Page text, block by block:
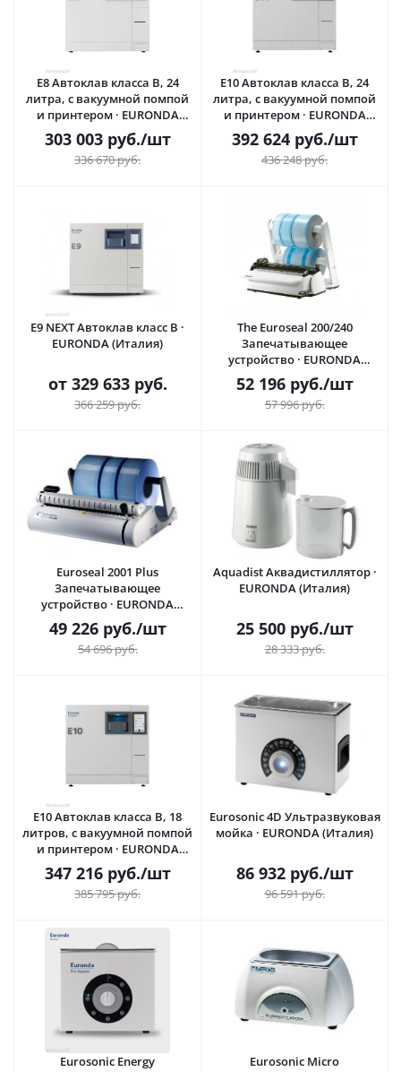
E8 Автоклав класса B, 24
литра, с вакуумной помпой
и принтером · EURONDA
(Италия)
303 003руб./шт
336 670руб.
E10 Автоклав класса B, 24
литра, с вакуумной помпой
и принтером · EURONDA
(Италия)
392 624руб./шт
436 248руб.
E9 NEXT Автоклав класс B ·
EURONDA (Италия)
от 329 633 руб.
366 259 руб.
The Euroseal 200/240
Запечатывающее
устройство · EURONDA
(Италия)
52 196руб./шт
57 996руб.
Euroseal 2001 Plus
Запечатывающее
устройство · EURONDA
(Италия)
49 226руб./шт
54 696руб.
Aquadist Аквадистиллятор ·
EURONDA (Италия)
25 500руб./шт
28 333руб.
E10 Автоклав класса B, 18
литров, с вакуумной помпой
и принтером · EURONDA
(Италия)
347 216руб./шт
385 795руб.
Eurosonic 4D Ультразвуковая
мойка · EURONDA (Италия)
86 932руб./шт
96 591руб.
Eurosonic Energy
Eurosonic Micro